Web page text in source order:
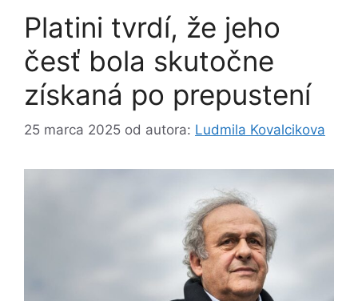
Platini tvrdí, že jeho
česť bola skutočne
získaná po prepustení
25 marca 2025 od autora: Ludmila Kovalcikova